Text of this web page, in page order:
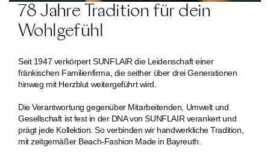
78 Jahre Tradition für dein
Wohlgefühl
Seit 1947 verkörpert SUNFLAIR die Leidenschaft einer
fränkischen Familien­firma, die seither über drei Generationen
hinweg mit Herzblut weitergeführt wird.
Die Verantwortung gegenüber Mitarbeitenden, Umwelt und
Gesellschaft ist fest in der DNA von SUNFLAIR verankert und
prägt jede Kollektion. So verbinden wir handwerkliche Tradition,
mit zeitgemäßer Beach-Fashion Made in Bayreuth.